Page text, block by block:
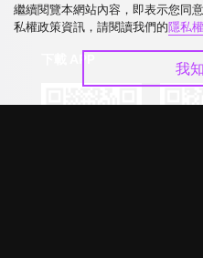
繼續閱覽本網站內容，即表示您同
私權政策資訊，請閱讀我們的隱私
我